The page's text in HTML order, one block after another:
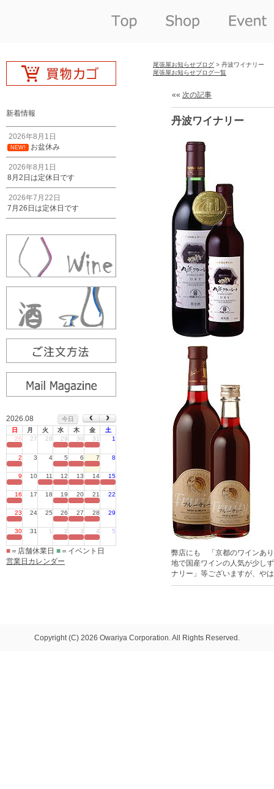
新着情報
2026年8月1日
NEW! お盆休み
2026年8月1日
8月2日は定休日です
2026年7月22日
7月26日は定休日です
2026.08
今日
日
月 火 水 木 金
土
26
27 28 29 30 31 1
2 3 4 5 6 7 8
9 10 11 12 13 14 15
16 17 18 19 20 21 22
23 24 25 26 27 28 29
30 31 1 2 3 4 5
■ ＝店舗休業日 ■ ＝イベント日
営業日カレンダー
尾張屋お知らせブログ > 丹波ワイナリー
尾張屋お知らせブログ一覧
«« 次の記事
丹波ワイナリー
弊店にも 「京都のワインあ
地で国産ワインの人気が少し
ナリー」等ございますが、や
Copyright (C) 2026 Owariya Corporation. All Rights Reserved.